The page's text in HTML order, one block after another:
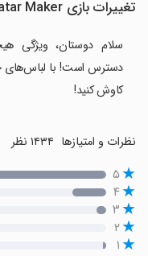
تغییرات بازی YoYa: Doll Avatar Maker در نسخه جدید
سلام دوستان، ویژگی
دسترس است! با لباس‌های
کاوش کنید!
نظرات و امتیازها
۵
۴
۳
۲
۱